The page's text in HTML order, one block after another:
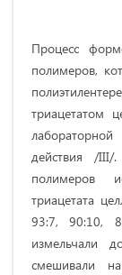
Процесс
полимеров,
триацетатом
действия /
полиме­ров
триацетата
93:7, 90:10,
измельчали
смешивали